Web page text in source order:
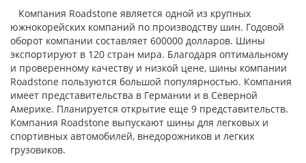
Компания Roadstone является одной из крупных
южнокорейских компаний по производству шин. Годовой
оборот компании составляет 600000 долларов. Шины
экспортируют в 120 стран мира. Благодаря оптимальному
и проверенному качеству и низкой цене, шины компании
Roadstone пользуются большой популярностью. Компания
имеет представительства в Германии и в Северной
Америке. Планируется открытие еще 9 представительств.
Компания Roadstone выпускают шины для легковых и
спортивных автомобилей, внедорожников и легких
грузовиков.